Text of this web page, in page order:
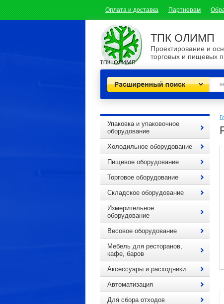
Оплата и доставка Партнерам
ТПК ОЛИМП
Проектирование и
торговых и пищевых
Расширенный поиск
Упаковка и упаковочное
оборудование
Холодильное оборудование
Пищевое оборудование
Торговое оборудование
Складское оборудование
Измерительное
оборудование
Весовое оборудование
Мебель для ресторанов,
кафе, баров
Аксессуары и расходники
Автоматизация
Для сбора отходов